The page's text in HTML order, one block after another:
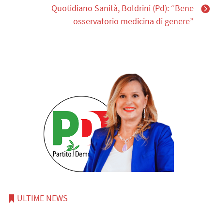
Quotidiano Sanità, Boldrini (Pd): “Bene
osservatorio medicina di genere”
ULTIME NEWS